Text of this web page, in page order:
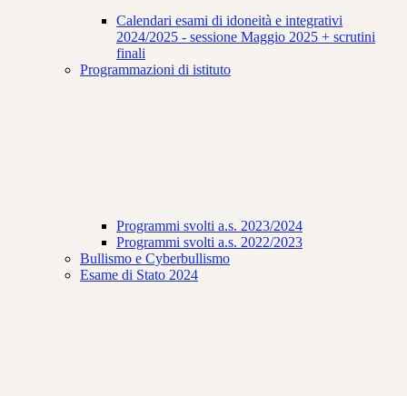
Calendari esami di idoneità e integrativi
2024/2025 - sessione Maggio 2025 + scrutini
finali
Programmazioni di istituto
Programmi svolti a.s. 2023/2024
Programmi svolti a.s. 2022/2023
Bullismo e Cyberbullismo
Esame di Stato 2024